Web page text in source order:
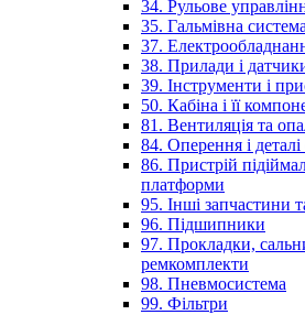
34. Рульове
35. Гальмівна
37.
38. Прилади і
39. Інструменти і
50. Кабіна і її
81. Вентиляція та
84. Оперення і
86. Пристрій
платформи
95. Інші запчастини
96. Підшипники
97. Прокладки,
ремкомплекти
98. Пневмосистема
99. Фільтри